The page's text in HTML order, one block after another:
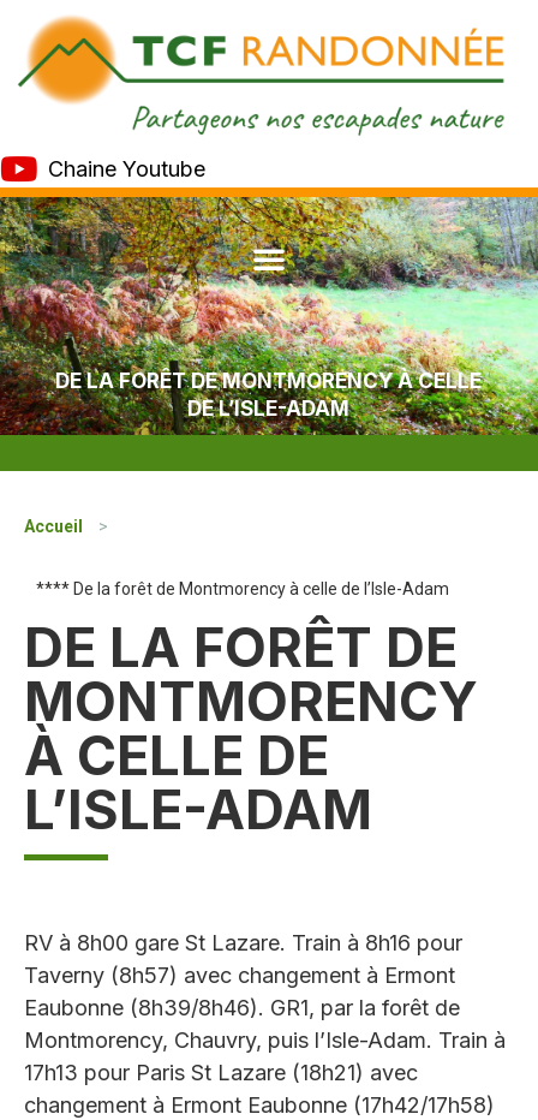
Chaine Youtube
DE LA FORÊT DE MONTMORENCY À CELLE
DE L’ISLE-ADAM
Accueil >
**** De la forêt de Montmorency à celle de l’Isle-Adam
DE LA FORÊT DE
MONTMORENCY
À CELLE DE
L’ISLE-ADAM
RV à 8h00 gare St Lazare. Train à 8h16 pour
Taverny (8h57) avec changement à Ermont
Eaubonne (8h39/8h46). GR1, par la forêt de
Montmorency, Chauvry, puis l’Isle-Adam. Train à
17h13 pour Paris St Lazare (18h21) avec
changement à Ermont Eaubonne (17h42/17h58)